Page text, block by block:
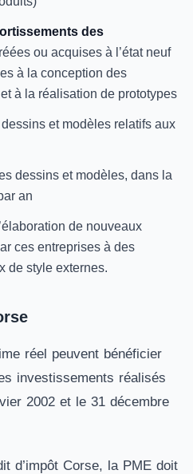
des
ou acquises à l’état neuf
à la conception des
à la réalisation de prototypes
et modèles relatifs aux
dessins et modèles, dans la
an
de nouveaux
ces entreprises à des
de style externes.
réel peuvent bénéficier
investissements réalisés
2002 et le 31 décembre
d’impôt Corse, la PME doit